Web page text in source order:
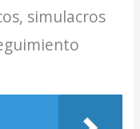
simulacros